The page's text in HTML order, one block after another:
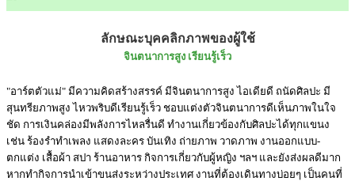
ลักษณะบุคคลิกภาพของผู้ใช้
จินตนาการสูง เรียนรู้เร็ว
"อาร์ตตัวแม่" มีความคิดสร้างสรรค์ มีจินตนาการสูง ไอเดียดี ถนัดศิลปะ มี
สุนทรียภาพสูง ไหวพริบดีเรียนรู้เร็ว ชอบแต่งตัวจินตนาการดีเห็นภาพในใจ
ชัด การเงินคล่องมีพลังการไหลรื่นดี ทำงานเกี่ยวข้องกับศิลปะได้ทุกแขนง
เช่น ร้องรำทำเพลง แสดงละคร บันเทิง ถ่ายภาพ วาดภาพ งานออกแบบ-
ตกแต่ง เสื้อผ้า สปา ร้านอาหาร กิจการเกี่ยวกับผู้หญิง ฯลฯ และยังส่งผลดีมาก
หากทำกิจการนำเข้าขนส่งระหว่างประเทศ งานที่ต้องเดินทางบ่อยๆ เป็นคนที่